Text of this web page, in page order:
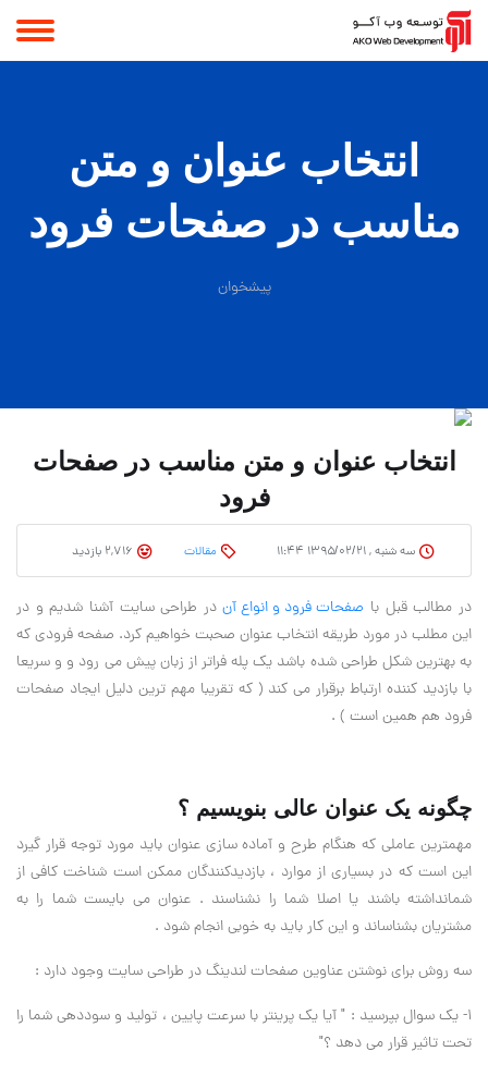
انتخاب عنوان و متن
مناسب در صفحات فرود
پیشخوان
انتخاب عنوان و متن مناسب در صفحات
فرود
سه شنبه , ۱۳۹۵/۰۲/۲۱ ۱۱:۴۴ مقالات
در مطالب قبل با صفحات فرود و انواع آندر طراحی سایت آشنا شدیم و در
این مطلب در مورد طریقه انتخاب عنوان صحبت خواهیم کرد. صفحه فرودی که
به بهترین شکل طراحی شده باشد یک پله فراتر از زبان پیش می رود و و سریعا
با بازدید کننده ارتباط برقرار می کند ( که تقریبا مهم ترین دلیل ایجاد صفحات
فرود هم همین است ) .
چگونه یک عنوان عالی بنویسیم ؟
مهمترین عاملی که هنگام طرح و آماده سازی عنوان باید مورد توجه قرار گیرد
این است که در بسیاری از موارد ، بازدیدکنندگان ممکن است شناخت کافی از
شمانداشته باشند یا اصلا شما را نشناسند . عنوان می بایست شما را به
مشتریان بشناساند و این کار باید به خوبی انجام شود .
سه روش برای نوشتن عناوین صفحات لندینگ در طراحی سایت وجود دارد :
1- یک سوال بپرسید : " آیا یک پرینتر با سرعت پایین ، تولید و سوددهی شما را
تحت تاثیر قرار می دهد ؟"